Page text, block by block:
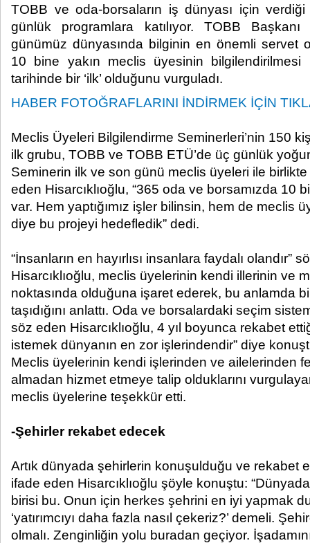
TOBB ve oda-borsaların iş dünyası için
günlük programlara katılıyor. TOBB Başkanı
günümüz dünyasında bilginin en önemli servet
10 bine yakın meclis üyesinin bilgilendirilmesi
tarihinde bir ‘ilk’ olduğunu vurguladı.​
HABER FOTOĞRAFLARINI İNDİRMEK İÇİN
Meclis Üyeleri Bilgilendirme Seminerleri’nin 150
ilk grubu, TOBB ve TOBB ETÜ’de üç günlük
Seminerin ilk ve son günü meclis üyeleri ile
eden Hisarcıklıoğlu, “365 oda ve borsamızda 10
var. Hem yaptığımız işler bilinsin, hem de meclis
diye bu projeyi hedefledik” dedi.
“İnsanların en hayırlısı insanlara faydalı olandır”
Hisarcıklıoğlu, meclis üyelerinin kendi illerinin ve
noktasında olduğuna işaret ederek, bu anlamda
taşıdığını anlattı. Oda ve borsalardaki seçim
söz eden Hisarcıklıoğlu, 4 yıl boyunca rekabet
istemek dünyanın en zor işlerindendir” diye
Meclis üyelerinin kendi işlerinden ve ailelerinden
almadan hizmet etmeye talip olduklarını
meclis üyelerine teşekkür etti.
-Şehirler rekabet edecek
Artık dünyada şehirlerin konuşulduğu ve rekabet
ifade eden Hisarcıklıoğlu şöyle konuştu:
birisi bu. Onun için herkes şehrini en iyi yapmak
‘yatırımcıyı daha fazla nasıl çekeriz?’ demeli.
olmalı. Zenginliğin yolu buradan geçiyor.